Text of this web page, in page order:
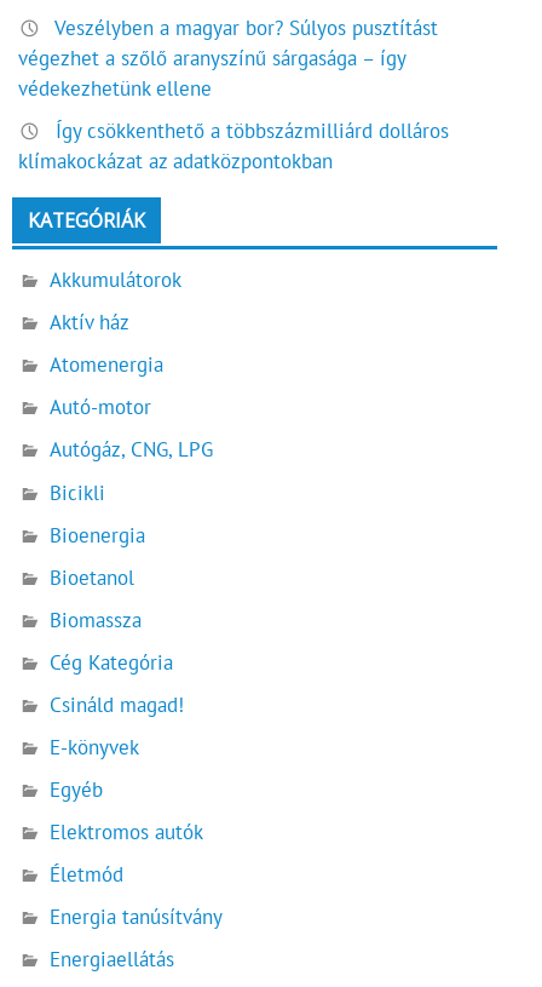
Veszélyben a magyar bor? Súlyos pusztítást
végezhet a szőlő aranyszínű sárgasága – így
védekezhetünk ellene
Így csökkenthető a többszázmilliárd dolláros
klímakockázat az adatközpontokban
KATEGÓRIÁK
Akkumulátorok
Aktív ház
Atomenergia
Autó-motor
Autógáz, CNG, LPG
Bicikli
Bioenergia
Bioetanol
Biomassza
Cég Kategória
Csináld magad!
E-könyvek
Egyéb
Elektromos autók
Életmód
Energia tanúsítvány
Energiaellátás